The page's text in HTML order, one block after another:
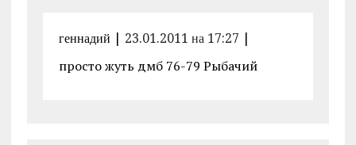
геннадий 23.01.2011 на 17:27
просто жуть дмб 76-79 Рыбачий